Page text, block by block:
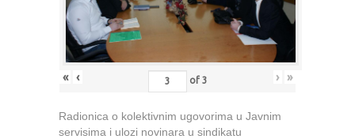
« ‹ of 3 › »
Radionica o kolektivnim ugovorima u Javnim
servisima i ulozi novinara u sindikatu